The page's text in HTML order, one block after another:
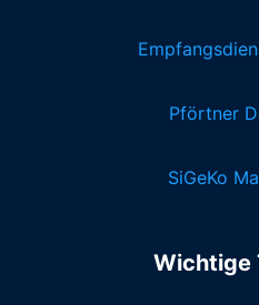
Pförtner
SiGeKo
Wichtige